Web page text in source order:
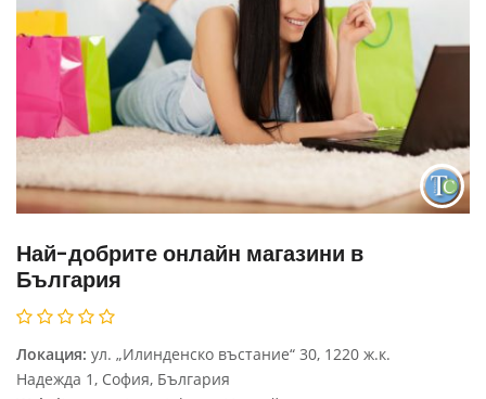
Най-добрите онлайн магазини в
България
Локация: ул. „Илинденско въстание“ 30, 1220 ж.к.
Надежда 1, София, България